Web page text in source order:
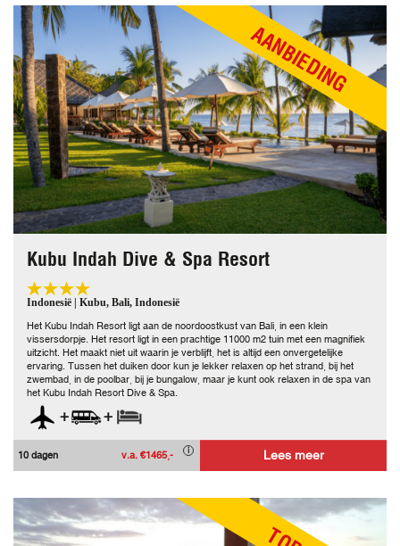
AANBIEDING
Kubu Indah Dive & Spa Resort
Indonesië | Kubu, Bali, Indonesië
Het Kubu Indah Resort ligt aan de noordoostkust van Bali, in een klein
vissersdorpje. Het resort ligt in een prachtige 11000 m2 tuin met een magnifiek
uitzicht. Het maakt niet uit waarin je verblijft, het is altijd een onvergetelijke
ervaring. Tussen het duiken door kun je lekker relaxen op het strand, bij het
zwembad, in de poolbar, bij je bungalow, maar je kunt ook relaxen in de spa van
het Kubu Indah Resort Dive & Spa.
+ +
10 dagen v.a. €1465,- Lees meer